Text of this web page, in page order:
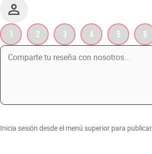
1 2 3 4 5 6
Inicia sesión desde el menú superior para